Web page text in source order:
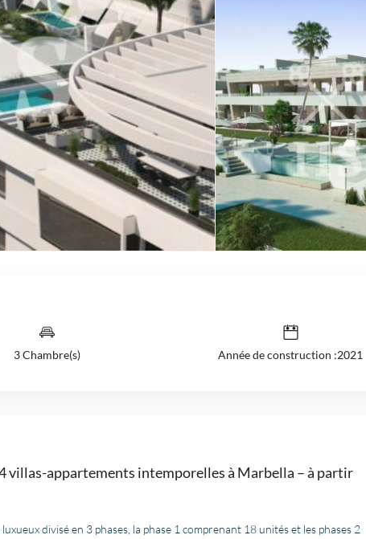
3 Chambre(s) Année de construction :2021
villas-appartements intemporelles à Marbella – à partir
divisé en 3 phases, la phase 1 comprenant 18 unités et les phases 2